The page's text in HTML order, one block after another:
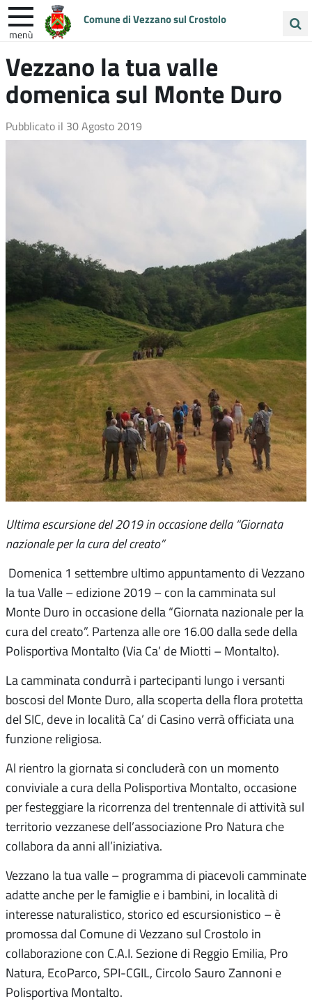
Comune di Vezzano sul Crostolo
menù
nel
sito
ENTRA IN COMUNE VIVI VEZZANO
UNIONE COLLINE MATILDICHE
Vezzano la tua valle
domenica sul Monte Duro
Pubblicato il 30 Agosto 2019
Ultima escursione del 2019 in occasione della “Giornata
nazionale per la cura del creato”
Domenica 1 settembre ultimo appuntamento di Vezzano
la tua Valle – edizione 2019 – con la camminata sul
Monte Duro in occasione della “Giornata nazionale per la
cura del creato”. Partenza alle ore 16.00 dalla sede della
Polisportiva Montalto (Via Ca’ de Miotti – Montalto).
La camminata condurrà i partecipanti lungo i versanti
boscosi del Monte Duro, alla scoperta della flora protetta
del SIC, deve in località Ca’ di Casino verrà officiata una
funzione religiosa.
Al rientro la giornata si concluderà con un momento
conviviale a cura della Polisportiva Montalto, occasione
per festeggiare la ricorrenza del trentennale di attività sul
territorio vezzanese dell’associazione Pro Natura che
collabora da anni all’iniziativa.
Vezzano la tua valle – programma di piacevoli camminate
adatte anche per le famiglie e i bambini, in località di
interesse naturalistico, storico ed escursionistico – è
promossa dal Comune di Vezzano sul Crostolo in
collaborazione con C.A.I. Sezione di Reggio Emilia, Pro
Natura, EcoParco, SPI-CGIL, Circolo Sauro Zannoni e
Polisportiva Montalto.